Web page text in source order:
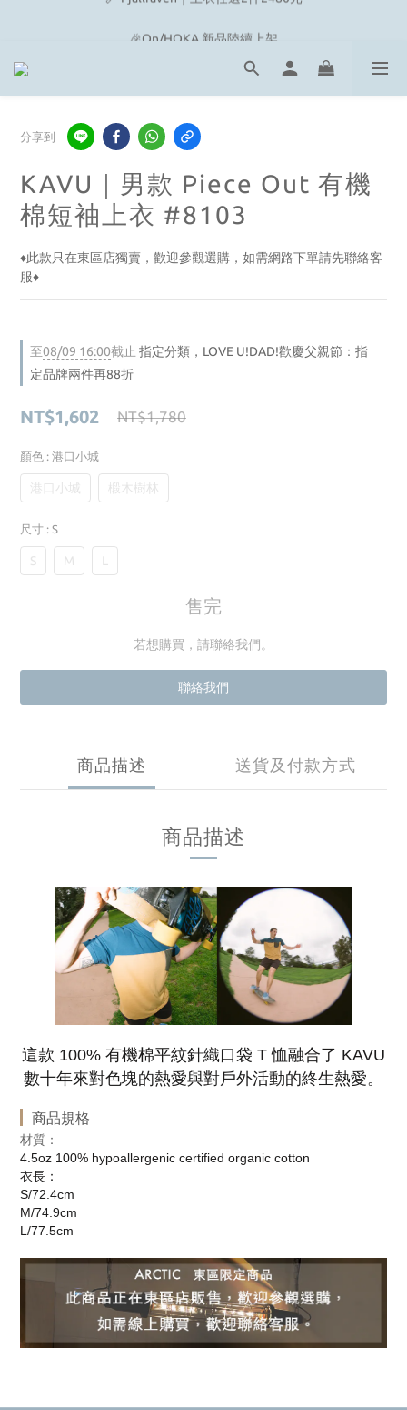
🎉On/HOKA 新品陸續上架
🔗 Snow Peak｜歡慶父親節滿4500即贈品牌方巾
分享到
KAVU｜男款 Piece Out 有機
棉短袖上衣 #8103
♦︎此款只在東區店獨賣，歡迎參觀選購，如需網路下單請先聯絡客
服♦︎
至08/09 16:00截止 指定分類，LOVE U!DAD!歡慶父親節：指
定品牌兩件再88折
NT$1,602 NT$1,780
顏色 : 港口小城
港口小城 椴木樹林
尺寸 : S
S M
售完
若想購買，請聯絡我們。
聯絡我們
商品描述 送貨及付款方式
商品描述
這款 100% 有機棉平紋針織口袋 T 恤融合了 KAVU
數十年來對色塊的熱愛與對戶外活動的終生熱愛。
商品規格
材質：
4.5oz 100% hypoallergenic certified organic cotton
衣長：
S/72.4cm
M/74.9cm
L/77.5cm